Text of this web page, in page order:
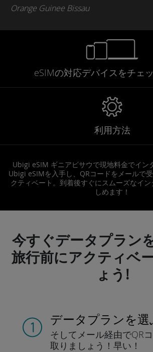
Orange Guinee Bissau
eSIMの対応デバイスをチェ
利用方法
Ubigi eSIM ギニアビサウで現地料金でイン
Ubigi eSIMを入手し、QRコードをメールで
クティベート。到着後すぐにスムーズなイ
しめます！
今すぐデータプラン
旅行前にアクティベ
ょう!
データプランを選
そしてメール経由でQR
取りましょう！早い！